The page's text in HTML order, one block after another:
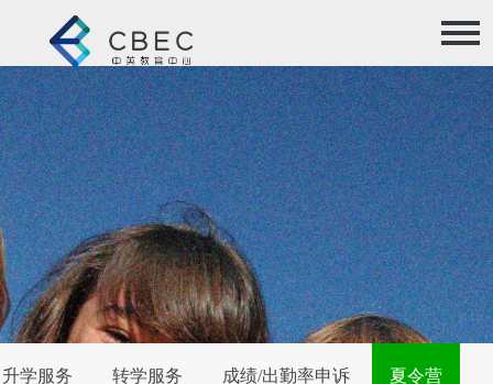
跳转到主要内容
关于我们
留学 合作伙伴 联系我们
升学服务 转学服务 成绩/出勤率申诉 夏令营